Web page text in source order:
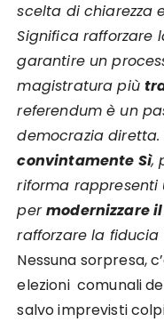
scelta di chiarezza
Significa rafforzare
garantire un
magistratura più
referendum è un
democrazia diretta.
convintamente Sì,
riforma rappresenti
permodernizzare
rafforzare la fiducia
Nessuna sorpresa,
elezioni comunali
salvo imprevisti